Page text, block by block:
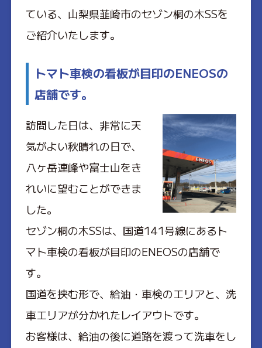
ている、山梨県韮崎市のセゾン桐の木SSを
ご紹介いたします。
トマト車検の看板が目印のENEOSの
店舗です。
訪問した日は、非常に天
気がよい秋晴れの日で、
八ヶ岳連峰や富士山をき
れいに望むことができま
した。
セゾン桐の木SSは、国道141号線にあるト
マト車検の看板が目印のENEOSの店舗で
す。
国道を挟む形で、給油・車検のエリアと、洗
車エリアが分かれたレイアウトです。
お客様は、給油の後に道路を渡って洗車をし